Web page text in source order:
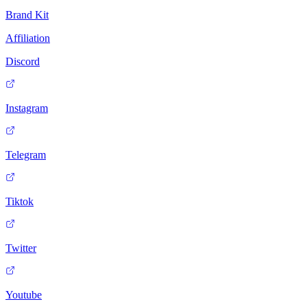
Brand Kit
Affiliation
Discord
Instagram
Telegram
Tiktok
Twitter
Youtube